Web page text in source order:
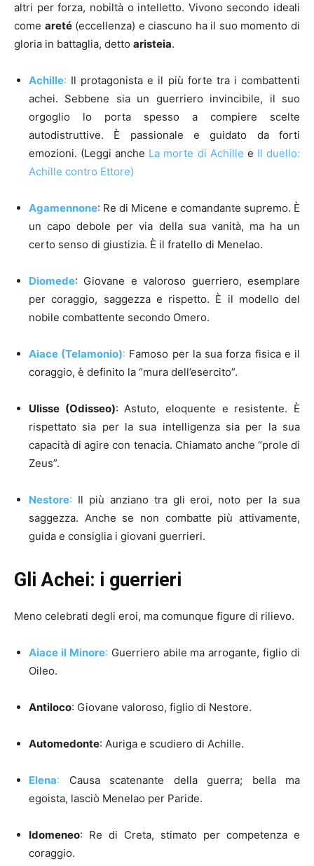
altri per forza, nobiltà o intelletto. Vivono secondo ideali
come areté(eccellenza) e ciascuno ha il suo momento di
gloria in battaglia, detto aristeia.
Achille: Il protagonista e il più forte tra i combattenti
achei. Sebbene sia un guerriero invincibile, il suo
orgoglio lo porta spesso a compiere scelte
autodistruttive. È passionale e guidato da forti
emozioni. (Leggi anche La morte di Achille e Il duello:
Achille contro Ettore)
Agamennone: Re di Micene e comandante supremo. È
un capo debole per via della sua vanità, ma ha un
certo senso di giustizia. È il fratello di Menelao.
Diomede: Giovane e valoroso guerriero, esemplare
per coraggio, saggezza e rispetto. È il modello del
nobile combattente secondo Omero.
Aiace (Telamonio): Famoso per la sua forza fisica e il
coraggio, è definito la “mura dell’esercito”.
Ulisse (Odisseo): Astuto, eloquente e resistente. È
rispettato sia per la sua intelligenza sia per la sua
capacità di agire con tenacia. Chiamato anche “prole di
Zeus”.
Nestore: Il più anziano tra gli eroi, noto per la sua
saggezza. Anche se non combatte più attivamente,
guida e consiglia i giovani guerrieri.
Gli Achei: i guerrieri
Meno celebrati degli eroi, ma comunque figure di rilievo.
Aiace il Minore: Guerriero abile ma arrogante, figlio di
Oileo.
Antiloco: Giovane valoroso, figlio di Nestore.
Automedonte: Auriga e scudiero di Achille.
Elena: Causa scatenante della guerra; bella ma
egoista, lasciò Menelao per Paride.
Idomeneo: Re di Creta, stimato per competenza e
coraggio.